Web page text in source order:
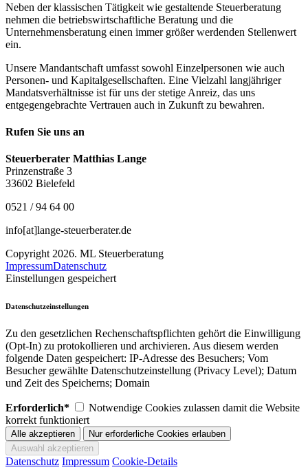
Neben der klassischen Tätigkeit wie gestaltende Steuerberatung
nehmen die betriebswirtschaftliche Beratung und die
Unternehmensberatung einen immer größer werdenden Stellenwert
ein.
Unsere Mandantschaft umfasst sowohl Einzelpersonen wie auch
Personen- und Kapitalgesellschaften. Eine Vielzahl langjähriger
Mandatsverhältnisse ist für uns der stetige Anreiz, das uns
entgegengebrachte Vertrauen auch in Zukunft zu bewahren.
Rufen Sie uns an
Steuerberater Matthias Lange
Prinzenstraße 3
33602 Bielefeld
0521 / 94 64 00
info[at]lange-steuerberater.de
Copyright 2026. ML Steuerberatung
ImpressumDatenschutz
Einstellungen gespeichert
Datenschutzeinstellungen
Zu den gesetzlichen Rechenschaftspflichten gehört die Einwilligung
(Opt-In) zu protokollieren und archivieren. Aus diesem werden
folgende Daten gespeichert: IP-Adresse des Besuchers; Vom
Besucher gewählte Datenschutzeinstellung (Privacy Level); Datum
und Zeit des Speicherns; Domain
Erforderlich*
Notwendige Cookies zulassen damit die Website
korrekt funktioniert
Datenschutz Impressum Cookie-Details